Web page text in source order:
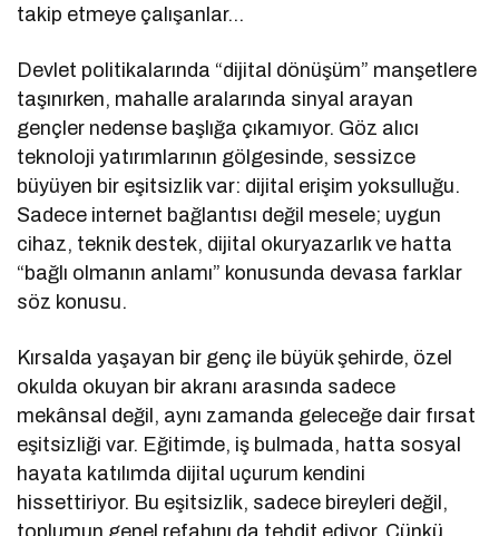
takip etmeye çalışanlar…
Devlet politikalarında “dijital dönüşüm” manşetlere
taşınırken, mahalle aralarında sinyal arayan
gençler nedense başlığa çıkamıyor. Göz alıcı
teknoloji yatırımlarının gölgesinde, sessizce
büyüyen bir eşitsizlik var: dijital erişim yoksulluğu.
Sadece internet bağlantısı değil mesele; uygun
cihaz, teknik destek, dijital okuryazarlık ve hatta
“bağlı olmanın anlamı” konusunda devasa farklar
söz konusu.
Kırsalda yaşayan bir genç ile büyük şehirde, özel
okulda okuyan bir akranı arasında sadece
mekânsal değil, aynı zamanda geleceğe dair fırsat
eşitsizliği var. Eğitimde, iş bulmada, hatta sosyal
hayata katılımda dijital uçurum kendini
hissettiriyor. Bu eşitsizlik, sadece bireyleri değil,
toplumun genel refahını da tehdit ediyor. Çünkü